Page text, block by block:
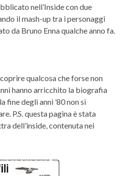
nell’Inside con due
il mash-up tra i personaggi
da Bruno Enna qualche anno fa.
qualcosa che forse non
hanno arricchito la biografia
fine degli anni ’80 non si
P.S. questa pagina è stata
dell’inside, contenuta nei